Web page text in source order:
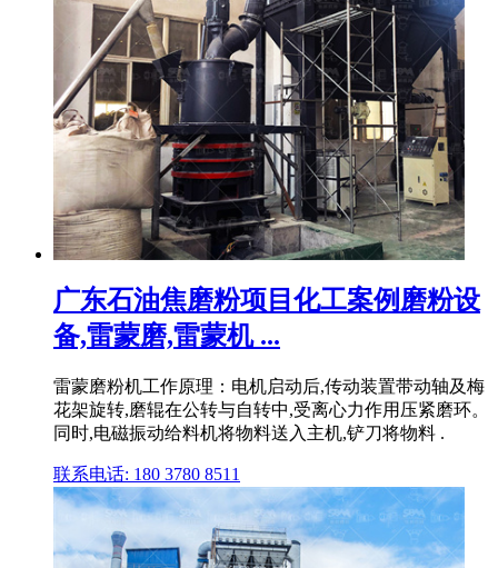
广东石油焦磨粉项目化工案例磨粉设
备,雷蒙磨,雷蒙机 ...
雷蒙磨粉机工作原理：电机启动后,传动装置带动轴及梅
花架旋转,磨辊在公转与自转中,受离心力作用压紧磨环。
同时,电磁振动给料机将物料送入主机,铲刀将物料 .
联系电话: 180 3780 8511